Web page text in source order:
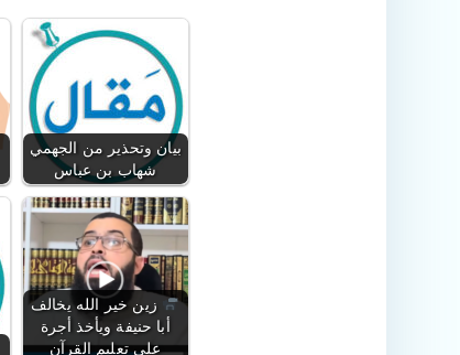
بيان وتحذير من الجهمي
شهاب بن عباس
زين خير الله يخالف
أبا حنيفة ويأخذ أجرة
على تعليم القرآن